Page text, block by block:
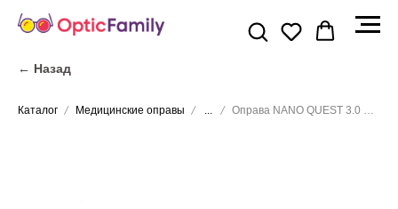
← Назад
Каталог Медицинские оправы ... Оправа NANO QUEST 3.0 NAO3160148